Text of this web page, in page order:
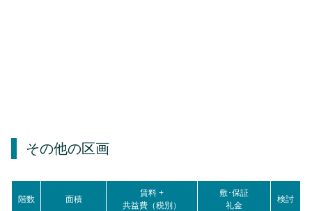
その他の区画
階数 面積
賃料 +
共益費（税別）
敷･保証
礼金
検討